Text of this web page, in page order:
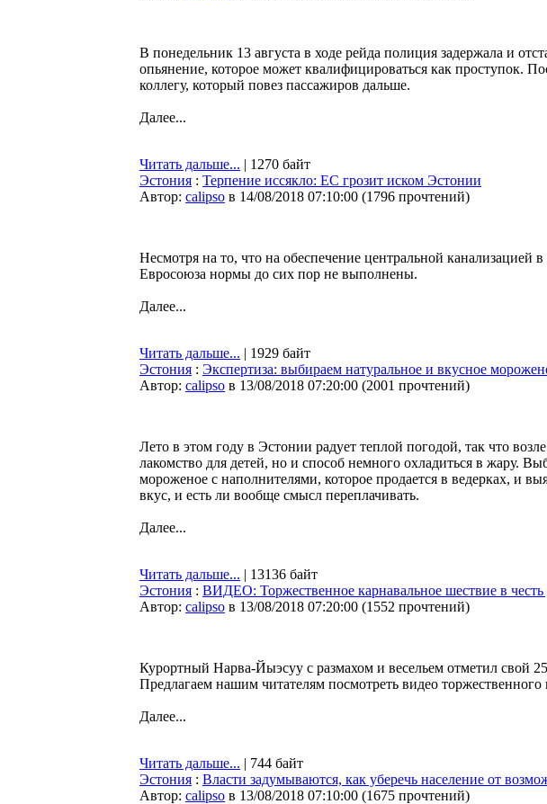
В понедельник 13 августа в ходе рейда полиция задержала и
опьянение, которое может квалифицироваться как проступок.
коллегу, который повез пассажиров дальше.
Далее...
Читать дальше... | 1270 байт
Эстония : Терпение иссякло: ЕС грозит иском Эстонии
Автор: calipso в 14/08/2018 07:10:00 (1796 прочтений)
Несмотря на то, что на обеспечение центральной
Евросоюза нормы до сих пор не выполнены.
Далее...
Читать дальше... | 1929 байт
Эстония : Экспертиза: выбираем натуральное и вкусное
Автор: calipso в 13/08/2018 07:20:00 (2001 прочтений)
Лето в этом году в Эстонии радует теплой погодой, так что
лакомство для детей, но и способ немного охладиться в жару.
мороженое с наполнителями, которое продается в ведерках, и
вкус, и есть ли вообще смысл переплачивать.
Далее...
Читать дальше... | 13136 байт
Эстония : ВИДЕО: Торжественное карнавальное шествие в
Автор: calipso в 13/08/2018 07:20:00 (1552 прочтений)
Курортный Нарва-Йыэсуу с размахом и весельем отметил свой
Предлагаем нашим читателям посмотреть видео
Далее...
Читать дальше... | 744 байт
Эстония : Власти задумываются, как уберечь население от
Автор: calipso в 13/08/2018 07:10:00 (1675 прочтений)